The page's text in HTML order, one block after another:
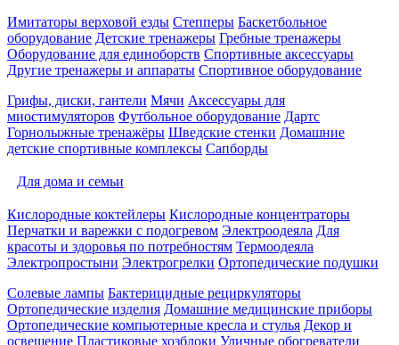
Имитаторы верховой езды Степперы Баскетбольное
оборудование Детские тренажеры Гребные тренажеры
Оборудование для единоборств Спортивные аксессуары
Другие тренажеры и аппараты Спортивное оборудование
Грифы, диски, гантели Мячи Аксессуары для
миостимуляторов Футбольное оборудование Дартс
Горнолыжные тренажёры Шведские стенки Домашние
детские спортивные комплексы Сапборды
Для дома и семьи
Кислородные коктейлеры Кислородные концентраторы
Перчатки и варежки с подогревом Электроодеяла Для
красоты и здоровья по потребностям Термоодеяла
Электропростыни Электрогрелки Ортопедические подушки
Солевые лампы Бактерицидные рециркуляторы
Ортопедические изделия Домашние медицинские приборы
Ортопедические компьютерные кресла и стулья Декор и
освещение Пластиковые хозблоки Уличные обогреватели